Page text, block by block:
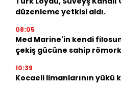
düzenleme yetkisi aldı.
08:05
Med Marine'in kendi
çekiş gücüne sahip
10:39
Kocaeli limanlarının yükü